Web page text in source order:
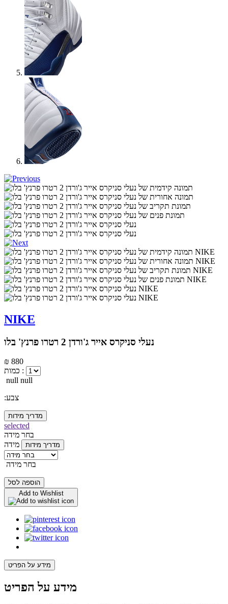
NIKE
נעלי סניקרס אייר ג'ורדן 2 רטרו פרנץ' בלו
₪ 880
כמות :
null null
:צבע
מדריך מידות
selected
בחר מידה
מידה
מדריך מידות
בחר מידה
הוספה לסל
Add to Wishlist
מידע על הפריט
מידע על הפריט